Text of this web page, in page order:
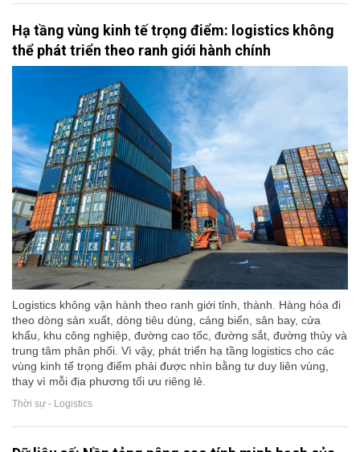
Hạ tầng vùng kinh tế trọng điểm: logistics không
thể phát triển theo ranh giới hành chính
Logistics không vận hành theo ranh giới tỉnh, thành. Hàng hóa đi
theo dòng sản xuất, dòng tiêu dùng, cảng biển, sân bay, cửa
khẩu, khu công nghiệp, đường cao tốc, đường sắt, đường thủy và
trung tâm phân phối. Vì vậy, phát triển hạ tầng logistics cho các
vùng kinh tế trọng điểm phải được nhìn bằng tư duy liên vùng,
thay vì mỗi địa phương tối ưu riêng lẻ.
Thời sự - Logistics